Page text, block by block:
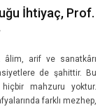
İhtiyaç, Prof.
âlim, arif ve sanatkârı
de şahittir. Bu
mahzuru yoktur.
farklı mezhep,